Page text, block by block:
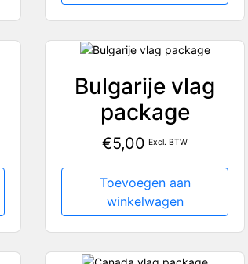
Bulgarije vlag
package
€5,00 Excl. BTW
Toevoegen aan
winkelwagen